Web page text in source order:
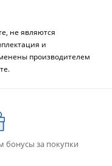
не являются
и
производителем
бонусы за покупки